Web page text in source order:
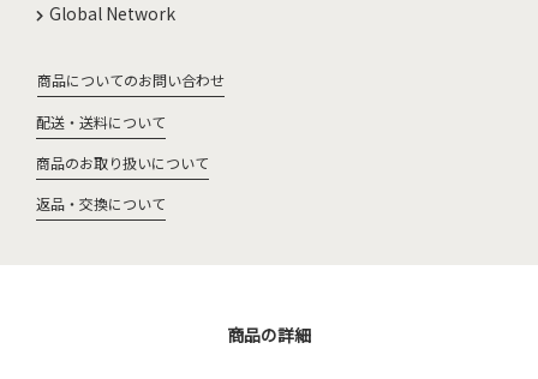
Global Network
商品についてのお問い合わせ
配送・送料について
商品のお取り扱いについて
返品・交換について
商品の詳細